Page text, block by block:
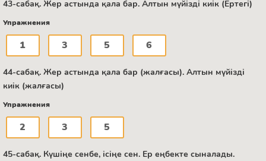
43-сабақ. Жер астында қала бар. Алтын мүйізді киік (Ертегі)
Упражнения
1 3 5 6
44-сабақ. Жер астында қала бар (жалғасы). Алтын мүйізді
киік (жалғасы)
Упражнения
2 3 5
45-сабақ. Күшіңе сенбе, ісіңе сен. Ер еңбекте сыналады.